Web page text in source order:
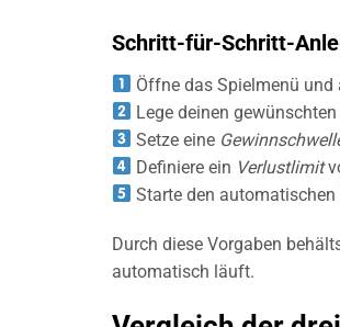
Schritt-für-Schritt-
Öffne das Spielmenü und
Lege deinen
Setze eine
Definiere ein Verlustlimit
Starte den automatischen
Durch diese Vorgaben
automatisch läuft.